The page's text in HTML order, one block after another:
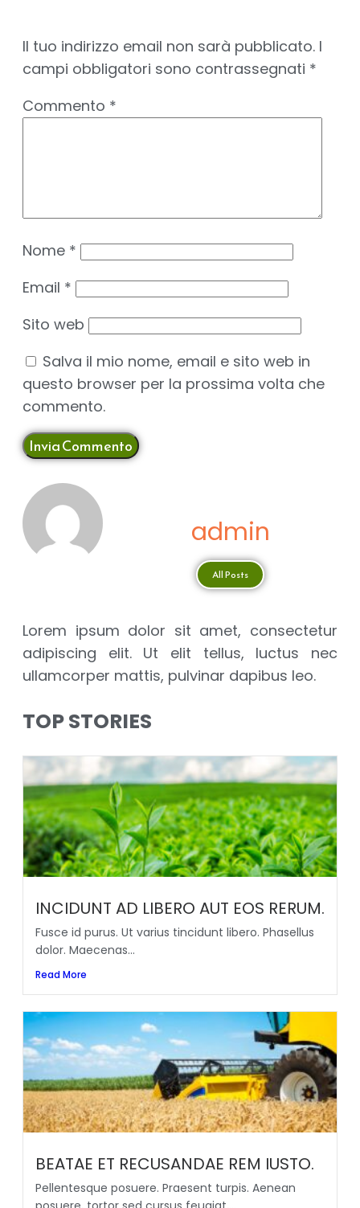
Il tuo indirizzo email non sarà pubblicato. I
campi obbligatori sono contrassegnati *
Commento *
Nome *
Email *
Sito web
Salva il mio nome, email e sito web in
questo browser per la prossima volta che
commento.
admin
All Posts
Lorem ipsum dolor sit amet, consectetur
adipiscing elit. Ut elit tellus, luctus nec
ullamcorper mattis, pulvinar dapibus leo.
TOP STORIES
INCIDUNT AD LIBERO AUT EOS RERUM.
Fusce id purus. Ut varius tincidunt libero. Phasellus
dolor. Maecenas...
Read More
BEATAE ET RECUSANDAE REM IUSTO.
Pellentesque posuere. Praesent turpis. Aenean